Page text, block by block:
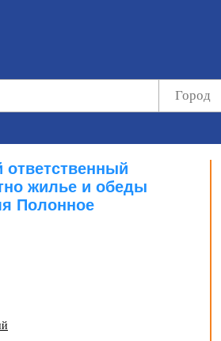
ответственный
жилье и обеды
Полонное